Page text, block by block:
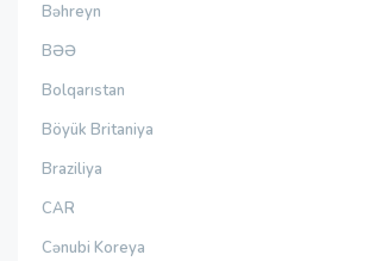
Bəhreyn
BƏƏ
Bolqarıstan
Böyük Britaniya
Braziliya
CAR
Cənubi Koreya